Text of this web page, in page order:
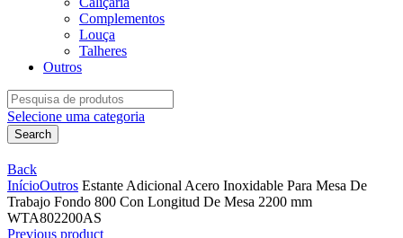
Complementos
Louça
Talheres
Outros
Search
for:
Selecione uma categoria
Search
Back
InícioOutros Estante Adicional Acero Inoxidable Para Mesa De
Trabajo Fondo 800 Con Longitud De Mesa 2200 mm
WTA802200AS
Previous product